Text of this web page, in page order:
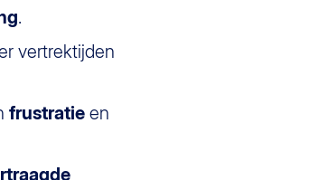
.
vertrektijden
frustratie en